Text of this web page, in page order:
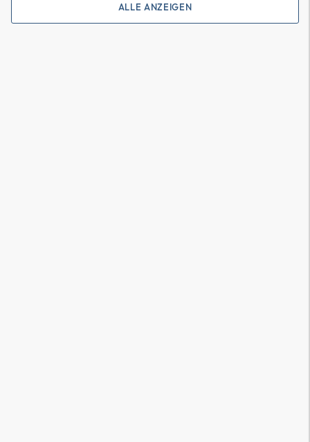
ALLE ANZEIGEN